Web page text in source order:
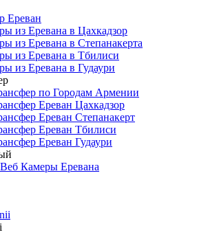
Ереван
из Еревана в Цахкадзор
из Еревана в Степанакерта
из Ереванa в Тбилиси
из Еревана в Гудаури
по Городам Армении
Ереван Цахкадзор
Ереван Степанакерт
Ереван Тбилиси
Ереван Гудаури
Камеры Еревана